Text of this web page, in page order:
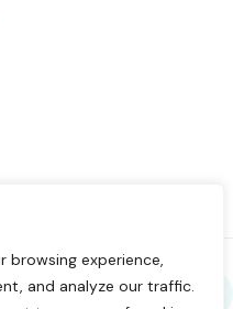
browsing experience,
and analyze our traffic.